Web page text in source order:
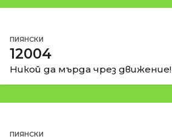
ПИЯНСКИ
12004
Никой да мърда чрез движение!
ПИЯНСКИ